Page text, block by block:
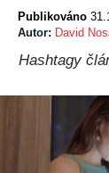
Publikováno
Autor: David
Hashtagy